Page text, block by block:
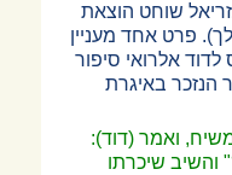
שוחט הוצאת
פרט אחד מעניין
אלרואי סיפור
הנזכר באיגרת
ואמר (דוד):
והשיב שיכרתו